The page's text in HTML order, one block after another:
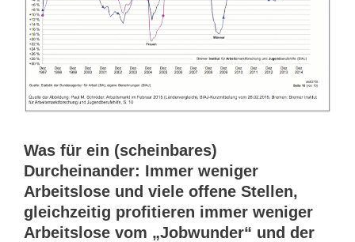
Was für ein (scheinbares)
Durcheinander: Immer weniger
Arbeitslose und viele offene Stellen,
gleichzeitig profitieren immer weniger
Arbeitslose vom „Jobwunder“ und der